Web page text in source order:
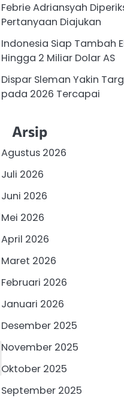
Febrie Adriansyah
Pertanyaan Diajukan
Indonesia Siap Tambah
Hingga 2 Miliar Dolar AS
Dispar Sleman Yakin
pada 2026 Tercapai
Arsip
Agustus 2026
Juli 2026
Juni 2026
Mei 2026
April 2026
Maret 2026
Februari 2026
Januari 2026
Desember 2025
November 2025
Oktober 2025
September 2025